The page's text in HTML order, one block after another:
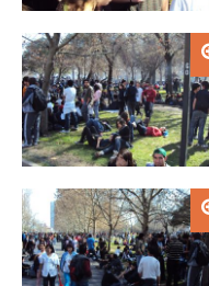
Zoom
Zoom